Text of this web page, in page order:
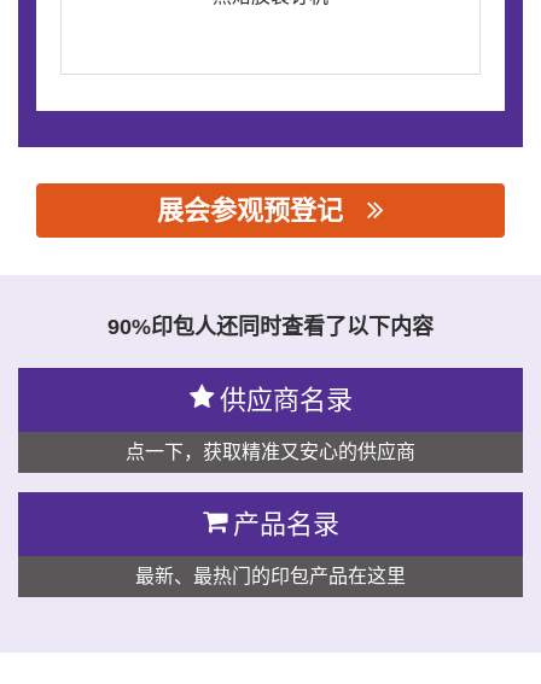
展会参观预登记
90%印包人还同时查看了以下内容
供应商名录
点一下，获取精准又安心的供应商
产品名录
最新、最热门的印包产品在这里